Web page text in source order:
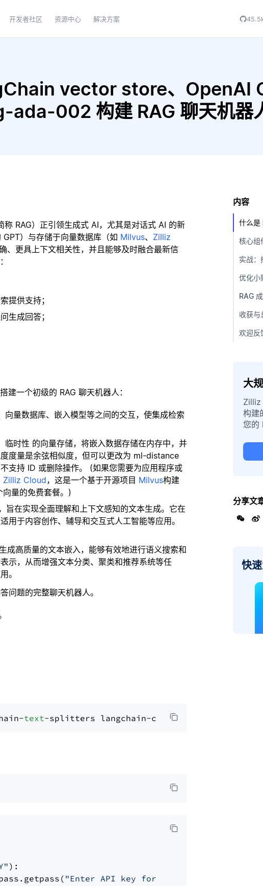
开发者社区 资源中心 解决方案
vector store、OpenAI
002 构建 RAG 聊天机器
RAG）正引领生成式 AI，尤其是对话式 AI 的新
GPT）与存储于向量数据库（如 Milvus、 Zilliz
、更具上下文相关性，并且能够及时融合最新信
提供支持；
生成回答；
一个初级的 RAG 聊天机器人：
量数据库、嵌入模型等之间的交互，使集成检索
临时性 的向量存储，将嵌入数据存储在内存中，并
度量是余弦相似度，但可以更改为 ml-distance
支持 ID 或删除操作。 (如果您需要为应用程序或
Zilliz Cloud，这是一个基于开源项目 Milvus构建
量的免费套餐。)
旨在实现全面理解和上下文感知的文本生成。它在
用于内容创作、辅导和交互式人工智能等应用。
成高质量的文本嵌入，能够有效地进行语义搜索和
示，从而增强文本分类、聚类和推荐系统等任
。
问题的完整聊天机器人。
text
):
"Enter API key for OpenAI: "
内容
什么是
核心组
实战：
优化小
RAG
收获与
欢迎反
大
Zilliz
构建
您的
分享文
快